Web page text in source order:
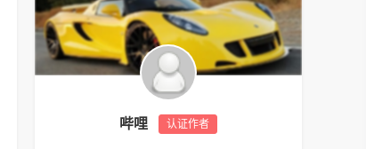
哔哩 认证作者